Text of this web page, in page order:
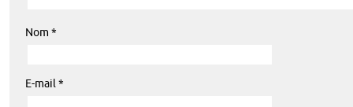
Nom *
E-mail *